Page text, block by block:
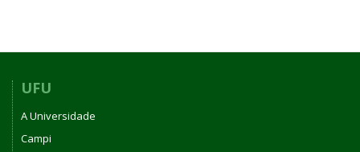
UFU
A Universidade
Campi